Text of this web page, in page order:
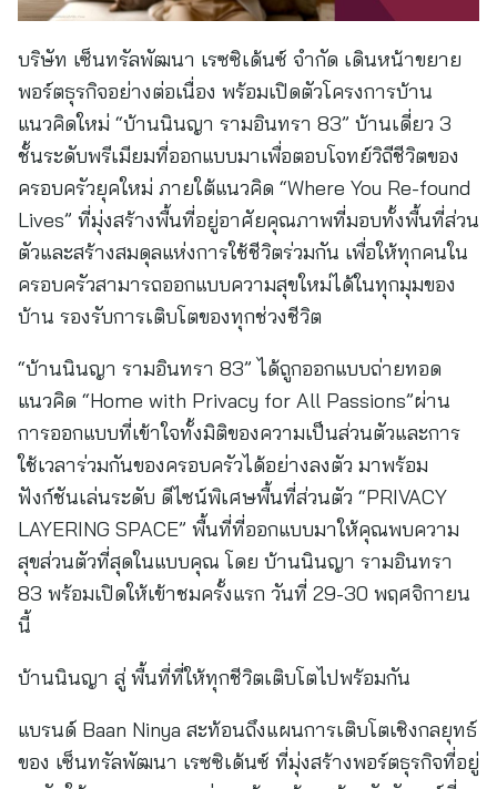
บริษัท เซ็นทรัลพัฒนา เรซซิเด้นซ์ จำกัด เดินหน้าขยาย
พอร์ตธุรกิจอย่างต่อเนื่อง พร้อมเปิดตัวโครงการบ้าน
แนวคิดใหม่ “บ้านนินญา รามอินทรา 83” บ้านเดี่ยว 3
ชั้นระดับพรีเมียมที่ออกแบบมาเพื่อตอบโจทย์วิถีชีวิตของ
ครอบครัวยุคใหม่ ภายใต้แนวคิด “Where You Re-found
Lives” ที่มุ่งสร้างพื้นที่อยู่อาศัยคุณภาพที่มอบทั้งพื้นที่ส่วน
ตัวและสร้างสมดุลแห่งการใช้ชีวิตร่วมกัน เพื่อให้ทุกคนใน
ครอบครัวสามารถออกแบบความสุขใหม่ได้ในทุกมุมของ
บ้าน รองรับการเติบโตของทุกช่วงชีวิต
“บ้านนินญา รามอินทรา 83” ได้ถูกออกแบบถ่ายทอด
แนวคิด “Home with Privacy for All Passions”ผ่าน
การออกแบบที่เข้าใจทั้งมิติของความเป็นส่วนตัวและการ
ใช้เวลาร่วมกันของครอบครัวได้อย่างลงตัว มาพร้อม
ฟังก์ชันเล่นระดับ ดีไซน์พิเศษพื้นที่ส่วนตัว “PRIVACY
LAYERING SPACE” พื้นที่ที่ออกแบบมาให้คุณพบความ
สุขส่วนตัวที่สุดในแบบคุณ โดย บ้านนินญา รามอินทรา
83 พร้อมเปิดให้เข้าชมครั้งแรก วันที่ 29-30 พฤศจิกายน
นี้
บ้านนินญา สู่ พื้นที่ที่ให้ทุกชีวิตเติบโตไปพร้อมกัน
แบรนด์ Baan Ninya สะท้อนถึงแผนการเติบโตเชิงกลยุทธ์
ของ เซ็นทรัลพัฒนา เรซซิเด้นซ์ ที่มุ่งสร้างพอร์ตธุรกิจที่อยู่